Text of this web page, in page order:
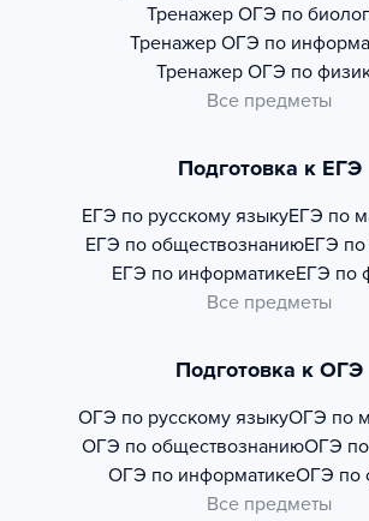
Тренажер ОГЭ по
Тренажер ОГЭ по
Тренажер ОГЭ по
Все предметы
Подготовка к ЕГЭ
ЕГЭ по русскому языкуЕГЭ по
ЕГЭ по обществознаниюЕГЭ по
ЕГЭ по информатикеЕГЭ по
Все предметы
Подготовка к ОГЭ
ОГЭ по русскому языкуОГЭ по
ОГЭ по обществознаниюОГЭ по
ОГЭ по информатикеОГЭ по
Все предметы